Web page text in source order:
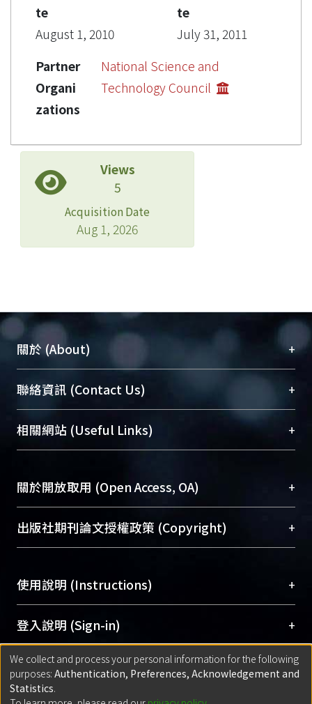
te
August 1, 2010
te
July 31, 2011
Partner
Organi
zations
National Science and
Technology Council
Views
5
Acquisition Date
Aug 1, 2026
關於 (About) +
臺大位居世界頂尖大學之列，為永久珍藏及向國際
展現本校豐碩的研究成果及學術能量，圖書館整合
機構典藏（NTUR）與學術庫（AH）不同功能平
台，成為臺大學術典藏NTU scholars。期能整合研
成果。
To permanently archive and promote researcher
profiles and scholarly works, Library integrates the
services of “NTU Repository” with “Academic
聯絡資訊 (Contact Us) +
總館學科館員(Main Library)
醫學圖書館學科館員(Medical Library)
Sciences Library)
相關網站 (Useful Links) +
關於開放取用 (Open Access, OA) +
開放取用是從使用者角度提升資訊取用性的社會運
動，應用在學術研究上是透過將研究著作公開供使
用逐年攀升。同時可加速研究發展、提升研究影響
Archive）平台。 （點選深入了解OA）
出版社期刊論文授權政策 (Copyright) +
含部分內容的版權非匯入者所有，或由第三方贊
助與合作完成，請確認該版權所有者及第三方同
意提供此授權。
Please represent that the submission is your
original work, and that you have the right to
grant the rights to upload.
使用說明 (Instructions) +
網站簡介(Quickstart Guide)
使用手冊(Instruction Manual)
線上預約服務(Booking Service)
登入說明 (Sign-in) +
方案一：臺灣大學計算機中心帳號登入
(With C&INC Email Account)
匯入著作 (Submission) +
We collect and process your personal information for the following
purposes: Authentication, Preferences, Acknowledgement and
Statistics.